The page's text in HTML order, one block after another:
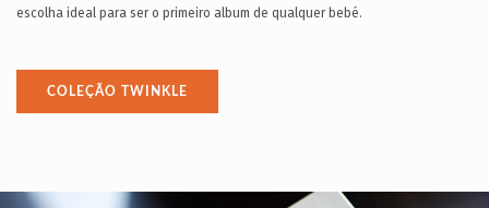
escolha ideal para ser o primeiro album de qualquer bebé.
COLEÇÃO TWINKLE